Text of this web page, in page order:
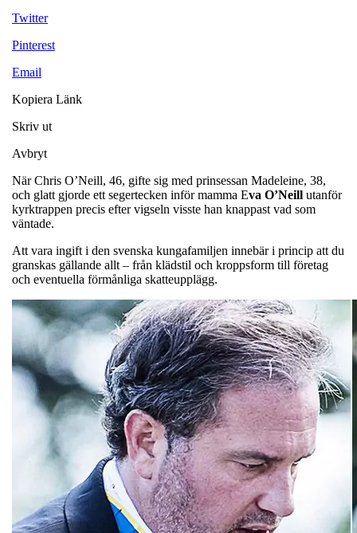
Twitter
Pinterest
Email
Kopiera Länk
Skriv ut
Avbryt
När Chris O’Neill, 46, gifte sig med prinsessan Madeleine, 38,
och glatt gjorde ett segertecken inför mamma Eva O’Neill utanför
kyrktrappen precis efter vigseln visste han knappast vad som
väntade.
Att vara ingift i den svenska kungafamiljen innebär i princip att du
granskas gällande allt – från klädstil och kroppsform till företag
och eventuella förmånliga skatteupplägg.